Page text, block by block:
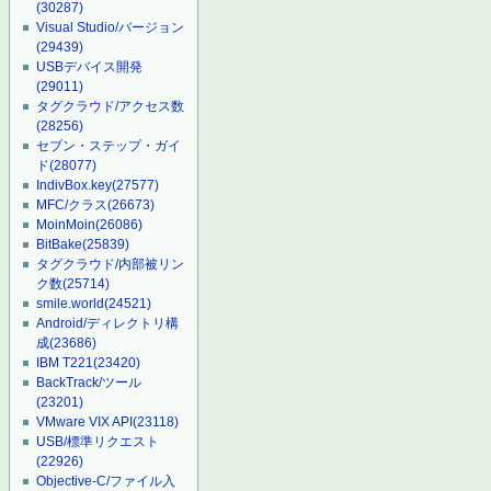
(30287)
Visual Studio/バージョン
(29439)
USBデバイス開発
(29011)
タグクラウド/アクセス数
(28256)
セブン・ステップ・ガイ
ド(28077)
IndivBox.key(27577)
MFC/クラス(26673)
MoinMoin(26086)
BitBake(25839)
タグクラウド/内部被リン
ク数(25714)
smile.world(24521)
Android/ディレクトリ構
成(23686)
IBM T221(23420)
BackTrack/ツール
(23201)
VMware VIX API(23118)
USB/標準リクエスト
(22926)
Objective-C/ファイル入